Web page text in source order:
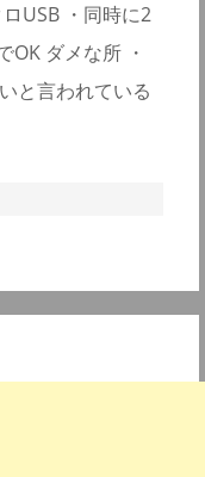
USB ・同時に2
OK ダメな所 ・
と言われている